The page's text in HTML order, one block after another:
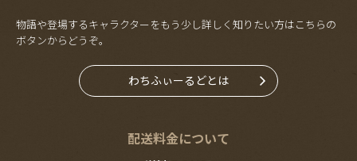
物語や登場するキャラクターをもう少し詳しく知りたい方はこちらの
ボタンからどうぞ。
わちふぃーるどとは
配送料金について